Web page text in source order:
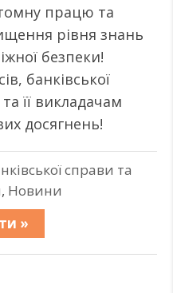
працю та
рівня знань
безпеки!
банківської
її викладачам
досягнень!
справи та
, Новини
»